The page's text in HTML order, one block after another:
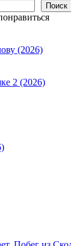
Поиск
(2026)
2 (2026)